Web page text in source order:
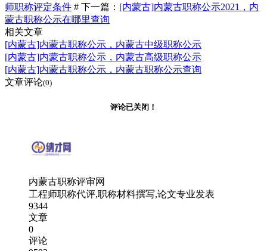
师职称评定条件 # 下一篇： [内蒙古]内蒙古职称公示2021，内
蒙古职称公示在哪里查询
相关文章
[内蒙古]内蒙古职称公示，内蒙古中级职称公示
[内蒙古]内蒙古职称公示，内蒙古高级职称公示
[内蒙古]内蒙古职称公示，内蒙古职称公示查询
文章评论(0)
评论已关闭！
内蒙古职称评审网
工程师职称代评,职称材料撰写,论文专业发表
9344
文章
0
评论